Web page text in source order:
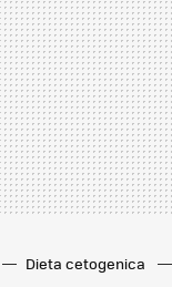
Dieta cetogenica